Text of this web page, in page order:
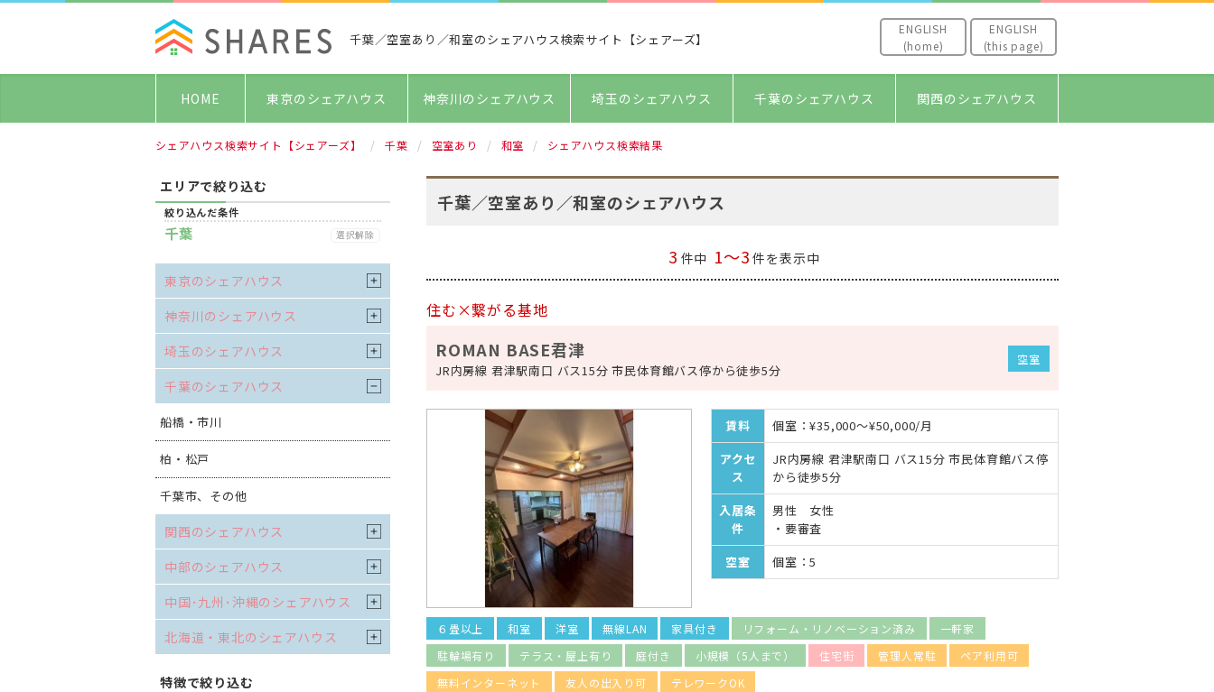
千葉／空室あり／和室のシェアハウス検索サイト【シェアーズ】
ENGLISH
(home)
ENGLISH
(this page)
HOME 東京のシェアハウス 神奈川のシェアハウス 埼玉のシェアハウス 千葉のシェアハウス 関西のシェアハウス
シェアハウス検索サイト【シェアーズ】 千葉 空室あり 和室 シェアハウス検索結果
エリアで絞り込む
絞り込んだ条件
千葉 選択解除
東京のシェアハウス
神奈川のシェアハウス
埼玉のシェアハウス
千葉のシェアハウス
船橋・市川
柏・松戸
千葉市、その他
関西のシェアハウス
中部のシェアハウス
中国･九州･沖縄のシェアハウス
北海道・東北のシェアハウス
特徴で絞り込む
千葉／空室あり／和室のシェアハウス
3 件中 1～3 件を表示中
住む×繋がる基地
ROMAN BASE君津
JR内房線 君津駅南口 バス15分 市民体育館バス停から徒歩5分
空室
賃料
個室：¥35,000～¥50,000/月
アクセ
ス
JR内房線 君津駅南口 バス15分 市民体育館バス停
から徒歩5分
入居条
件
男性 女性
・要審査
空室
個室：5
６畳以上 和室 洋室 無線LAN 家具付き リフォーム・リノベーション済み
一軒家
駐輪場有り
テラス・屋上有り 庭付き 小規模（5人まで） 住宅街 管理人常駐
ペア利用可
無料インターネット
友人の出入り可 テレワークOK